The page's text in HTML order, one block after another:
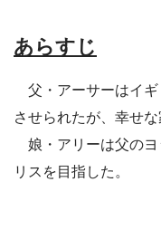
あらすじ
父・アーサーはイギ
させられたが、幸せな
娘・アリーは父のヨ
リスを目指した。